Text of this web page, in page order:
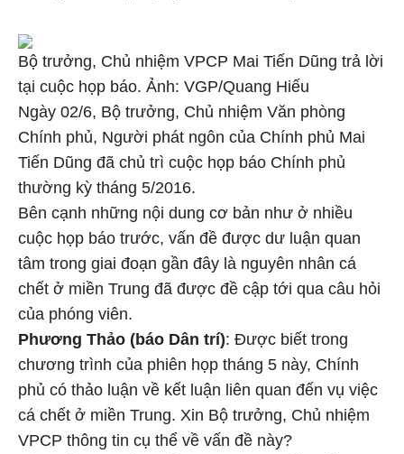
Bộ trưởng, Chủ nhiệm VPCP Mai Tiến Dũng trả lời
tại cuộc họp báo. Ảnh: VGP/Quang Hiếu
Ngày 02/6, Bộ trưởng, Chủ nhiệm Văn phòng
Chính phủ, Người phát ngôn của Chính phủ Mai
Tiến Dũng đã chủ trì cuộc họp báo Chính phủ
thường kỳ tháng 5/2016.
Bên cạnh những nội dung cơ bản như ở nhiều
cuộc họp báo trước, vấn đề được dư luận quan
tâm trong giai đoạn gần đây là nguyên nhân cá
chết ở miền Trung đã được đề cập tới qua câu hỏi
của phóng viên.
Phương Thảo (báo Dân trí): Được biết trong
chương trình của phiên họp tháng 5 này, Chính
phủ có thảo luận về kết luận liên quan đến vụ việc
cá chết ở miền Trung. Xin Bộ trưởng, Chủ nhiệm
VPCP thông tin cụ thể về vấn đề này?